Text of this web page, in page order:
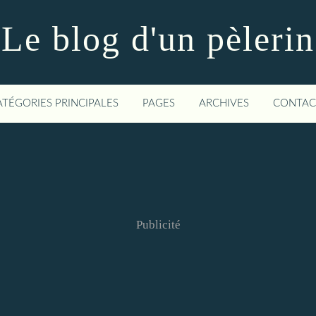
Le blog d'un pèlerin
PRINCIPALES PAGES ARCHIVES
Publicité